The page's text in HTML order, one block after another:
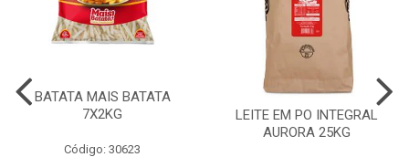
BATATA MAIS BATATA
7X2KG
Código: 30623
LEITE EM PO INTEGRAL
AURORA 25KG